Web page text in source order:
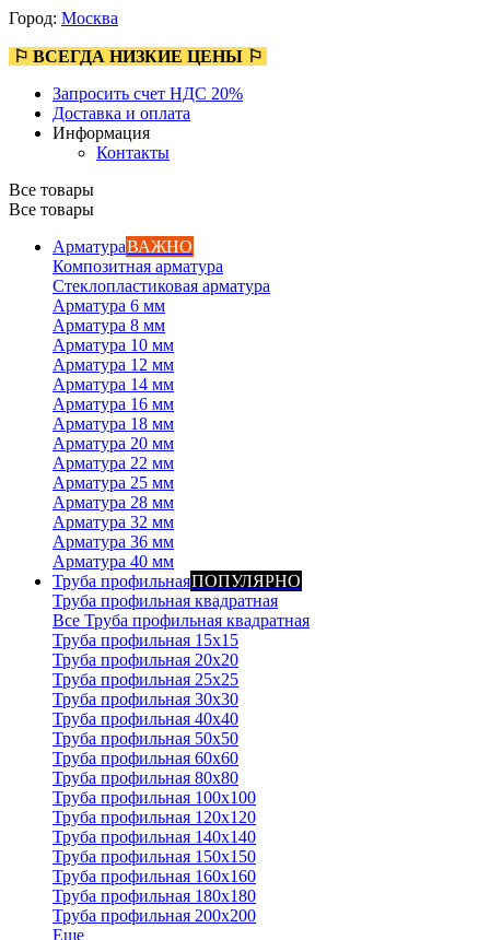
Город: Москва
⚐ ВСЕГДА НИЗКИЕ ЦЕНЫ ⚐
Запросить счет НДС 20%
Доставка и оплата
Информация
Контакты
Все товары
Все товары
АрматураВАЖНО
Композитная арматура
Стеклопластиковая арматура
Арматура 6 мм
Арматура 8 мм
Арматура 10 мм
Арматура 12 мм
Арматура 14 мм
Арматура 16 мм
Арматура 18 мм
Арматура 20 мм
Арматура 22 мм
Арматура 25 мм
Арматура 28 мм
Арматура 32 мм
Арматура 36 мм
Арматура 40 мм
Труба профильнаяПОПУЛЯРНО
Труба профильная квадратная
Все Труба профильная квадратная
Труба профильная 15х15
Труба профильная 20x20
Труба профильная 25x25
Труба профильная 30x30
Труба профильная 40x40
Труба профильная 50x50
Труба профильная 60x60
Труба профильная 80x80
Труба профильная 100x100
Труба профильная 120x120
Труба профильная 140х140
Труба профильная 150х150
Труба профильная 160х160
Труба профильная 180х180
Труба профильная 200х200
Еще